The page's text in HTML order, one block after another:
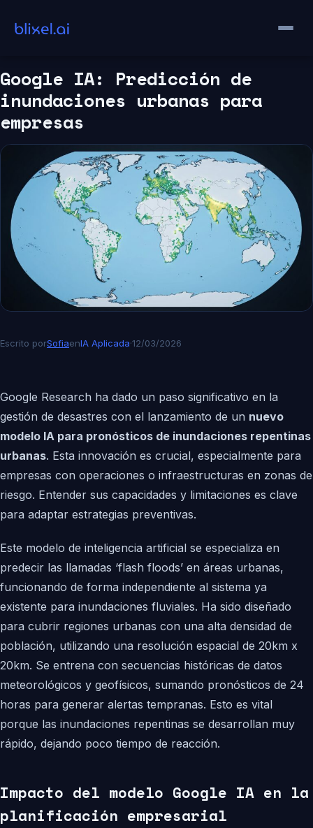
contenido
Google IA: Predicción de
inundaciones urbanas para
empresas
Escrito porSofiaenIA Aplicada·12/03/2026
Google Research ha dado un paso significativo en la
gestión de desastres con el lanzamiento de un nuevo
modelo IA para pronósticos de inundaciones repentinas
urbanas. Esta innovación es crucial, especialmente para
empresas con operaciones o infraestructuras en zonas de
riesgo. Entender sus capacidades y limitaciones es clave
para adaptar estrategias preventivas.
Este modelo de inteligencia artificial se especializa en
predecir las llamadas ‘flash floods’ en áreas urbanas,
funcionando de forma independiente al sistema ya
existente para inundaciones fluviales. Ha sido diseñado
para cubrir regiones urbanas con una alta densidad de
población, utilizando una resolución espacial de 20km x
20km. Se entrena con secuencias históricas de datos
meteorológicos y geofísicos, sumando pronósticos de 24
horas para generar alertas tempranas. Esto es vital
porque las inundaciones repentinas se desarrollan muy
rápido, dejando poco tiempo de reacción.
Impacto del modelo Google IA en la
planificación empresarial